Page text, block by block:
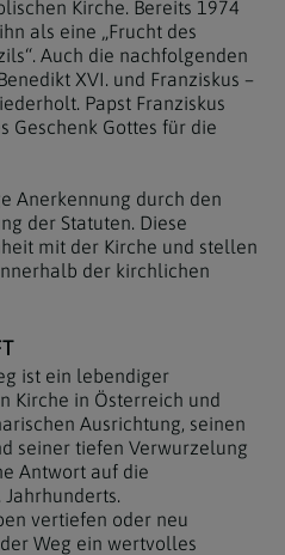
Kirche. Bereits 1974
als eine „Frucht des
Auch die nachfolgenden
XVI. und Franziskus –
Papst Franziskus
Geschenk Gottes für die
Anerkennung durch den
der Statuten. Diese
mit der Kirche und stellen
der kirchlichen
ist ein lebendiger
Kirche in Österreich und
Ausrichtung, seinen
seiner tiefen Verwurzelung
Antwort auf die
vertiefen oder neu
Weg ein wertvolles